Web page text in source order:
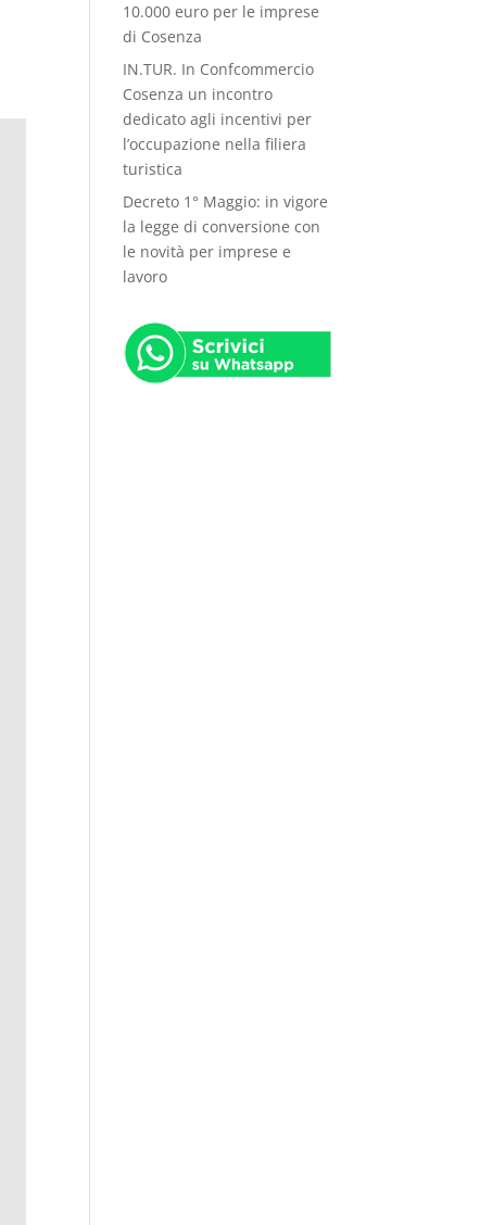
10.000 euro per le imprese
di Cosenza
IN.TUR. In Confcommercio
Cosenza un incontro
dedicato agli incentivi per
l’occupazione nella filiera
turistica
Decreto 1° Maggio: in vigore
la legge di conversione con
le novità per imprese e
lavoro